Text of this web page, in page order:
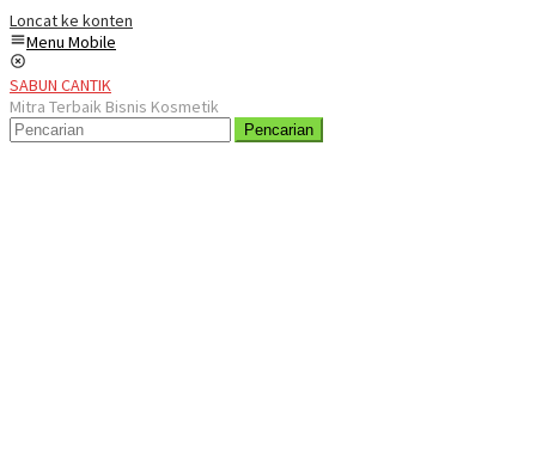
Loncat ke konten
Menu Mobile
SABUN CANTIK
Mitra Terbaik Bisnis Kosmetik
Pencarian